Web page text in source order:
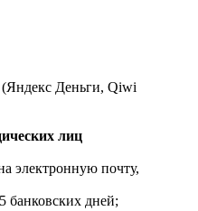
(Яндекс Деньги, Qiwi
лиц
электронную почту,
банковских дней;